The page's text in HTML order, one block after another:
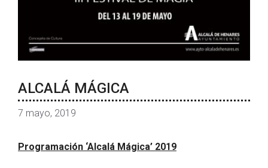
ALCALÁ MÁGICA
7 mayo, 2019
Programación ‘Alcalá Mágica’ 2019